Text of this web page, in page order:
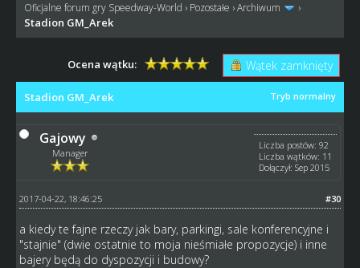
Oficjalne forum gry Speedway-World › Pozostałe ›Archiwum ›
Stadion GM_Arek
Wątek zamknięty
Ocena wątku:
Tryb normalny
Stadion GM_Arek
Gajowy
Manager
Liczba postów: 92
Liczba wątków: 11
Dołączył: Sep 2015
#30
2017-04-22, 18:46:25
a kiedy te fajne rzeczy jak bary, parkingi, sale konferencyjne i
"stajnie" (dwie ostatnie to moja nieśmiałe propozycje) i inne
bajery będą do dyspozycji i budowy?